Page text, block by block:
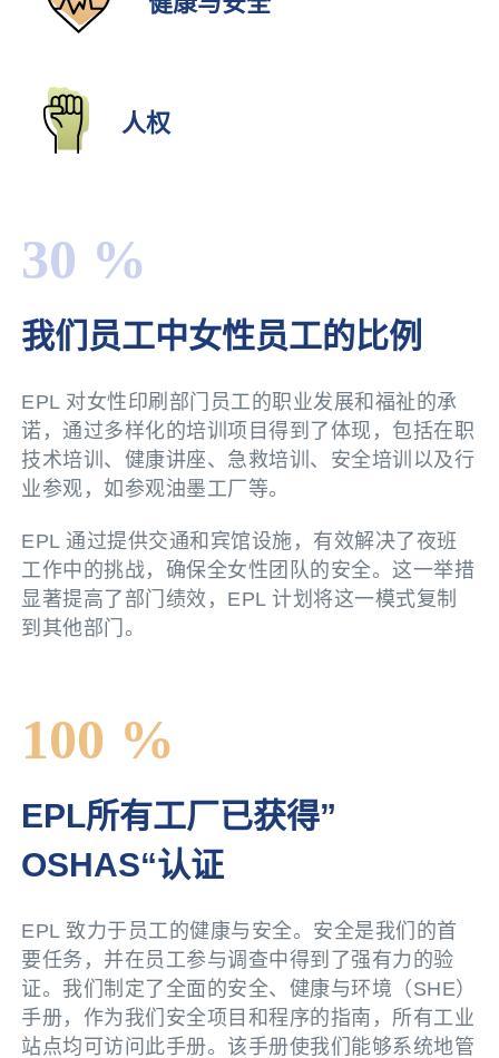
人权
30 %
我们员工中女性员工的比例
EPL 对女性印刷部门员工的职业发展和福祉的承
诺，通过多样化的培训项目得到了体现，包括在职
技术培训、健康讲座、急救培训、安全培训以及行
业参观，如参观油墨工厂等。
EPL 通过提供交通和宾馆设施，有效解决了夜班
工作中的挑战，确保全女性团队的安全。这一举措
显著提高了部门绩效，EPL 计划将这一模式复制
到其他部门。
100 %
EPL所有工厂已获得”
OSHAS“认证
EPL 致力于员工的健康与安全。安全是我们的首
要任务，并在员工参与调查中得到了强有力的验
证。我们制定了全面的安全、健康与环境（SHE）
手册，作为我们安全项目和程序的指南，所有工业
站点均可访问此手册。该手册使我们能够系统地管